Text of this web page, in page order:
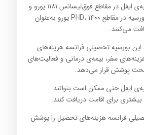
دارندگان بورسیه‌ی ایفل در مقاطع فوق‌لیسانس ۱۱۸۱ یورو و
دارندگان این بورسیه در مقاطع PHD، ۱۴۰۰ یورو به‌عنوان
می‌کنند.
این بورسیه تحصیلی فرانسه هزینه‌های
سفر، بیمه‌ی درمانی و فعالیت‌های
تحت پوشش قرار می‌دهد.
ایفل حتی ممکن است بتوانند
برای اقامت دریافت کنند.
فرانسه هزینه‌های تحصیل را پوشش